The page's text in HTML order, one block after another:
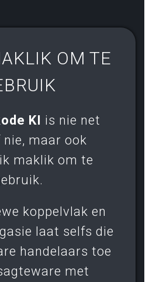
OM TE
KI is nie net
maar ook
maklik om te
koppelvlak en
laat selfs die
handelaars toe
met